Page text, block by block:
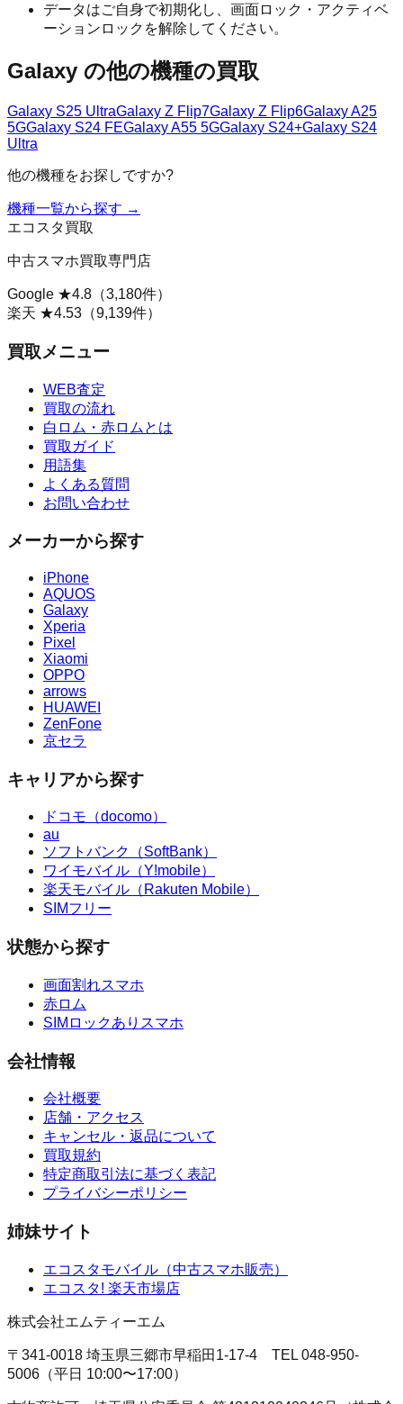
データはご自身で初期化し、画面ロック・アクティベ
ーションロックを解除してください。
Galaxy の他の機種の買取
Galaxy S25 UltraGalaxy Z Flip7Galaxy Z Flip6Galaxy A25
5GGalaxy S24 FEGalaxy A55 5GGalaxy S24+Galaxy S24
Ultra
他の機種をお探しですか?
機種一覧から探す →
エコスタ買取
中古スマホ買取専門店
Google ★4.8 （3,180件）
楽天 ★4.53 （9,139件）
買取メニュー
WEB査定
買取の流れ
白ロム・赤ロムとは
買取ガイド
用語集
よくある質問
お問い合わせ
メーカーから探す
iPhone
AQUOS
Galaxy
Xperia
Pixel
Xiaomi
OPPO
arrows
HUAWEI
ZenFone
京セラ
キャリアから探す
ドコモ（docomo）
au
ソフトバンク（SoftBank）
ワイモバイル（Y!mobile）
楽天モバイル（Rakuten Mobile）
SIMフリー
状態から探す
画面割れスマホ
赤ロム
SIMロックありスマホ
会社情報
会社概要
店舗・アクセス
キャンセル・返品について
買取規約
特定商取引法に基づく表記
プライバシーポリシー
姉妹サイト
エコスタモバイル （中古スマホ販売）
エコスタ! 楽天市場店
株式会社エムティーエム
〒341-0018 埼玉県三郷市早稲田1-17-4 TEL 048-950-
5006 （平日 10:00〜17:00）